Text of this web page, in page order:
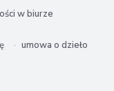
w biurze
umowa o dzieło